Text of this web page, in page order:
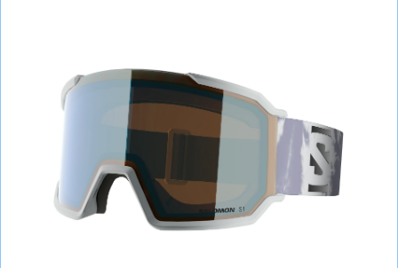
Сноуборды
ОДЕЖДА
ШЛЕМЫ, ЗАЩИТА, ОЧКИ
БЕГ, ФИТНЕС, МЯЧИ